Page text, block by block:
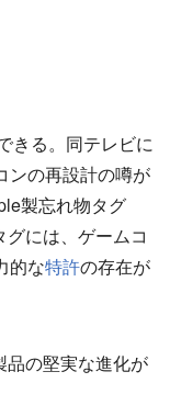
きる。同テレビに
ンの再設計の噂が
製忘れ物タグ
グには、ゲームコ
的な特許の存在が
の堅実な進化が